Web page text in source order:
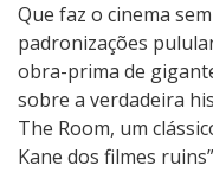
Que faz o cinema
padronizações
obra-prima de
sobre a verdadeira
The Room, um
Kane dos filmes